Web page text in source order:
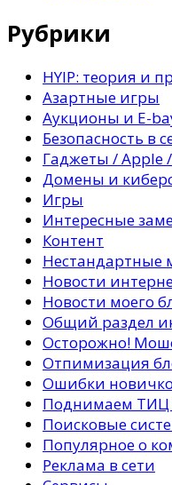
Рубрики
HYIP: теория и
Азартные игры
Аукционы и E-
Безопасность в
Гаджеты / Apple
Домены и
Игры
Интересные
Контент
Нестандартные
Новости
Новости моего
Общий раздел
Осторожно!
Отпимизация
Ошибки
Поднимаем ТИЦ
Поисковые
Популярное о
Реклама в сети